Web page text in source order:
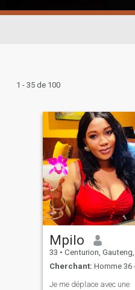
1 - 35 de 100
Mpilo
33 • Centurion, Gauteng, Afrique du
Cherchant: Homme 36
Je me déplace avec une